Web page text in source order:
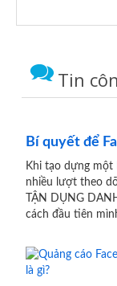
Tin
Bí quyết để
Khi tạo dựng một
nhiều lượt theo
TẬN DỤNG
cách đầu tiên